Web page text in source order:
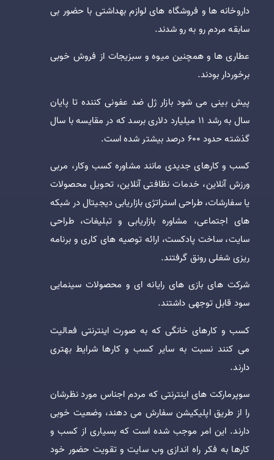
داروخانه ها و فروشگاه های لوازم بهداشتی با حضور بی
سابقه مردم رو به رو شدند.
عطاری ها و همچنین میوه و سبزیجات از فروش خوبی
برخوردار بودند.
پیش بینی می شود بازار ژل ضد عفونی کننده تا پایان
سال به رشد 11 میلیارد دلاری برسد که در مقایسه با سال
گذشته حدود 600 درصد بیشتر شده است.
کسب و کارهای جدیدی مانند مشاوره کسب وکار، مربی
ورزش آنلاین، خدمات نظافتی آنلاین، تحویل محصولات
یا سفارشات، طراحی استراتژی بازاریابی دیجیتال در شبکه
های اجتماعی، مشاوره بازاریابی و تبلیغات، طراحی
سایت، ساخت پادکست، ارائه توصیه های کاری و برنامه
ریزی شغلی رونق گرفتند.
شرکت های بازی های رایانه ای و محصولات سینمایی
سود قابل توجهی داشتند.
کسب و کارهای خانگی که به صورت اینترنتی فعالیت
می کنند نسبت به سایر کسب و کارها شرایط بهتری
دارند.
سوپرمارکت های اینترنتی که مردم اجناس مورد نظرشان
را از طریق اپلیکیشن سفارش می دهند، وضعیت خوبی
دارند. این امر موجب شده است که بسیاری از کسب و
کارها به فکر راه اندازی وب سایت و تقویت حضور خود